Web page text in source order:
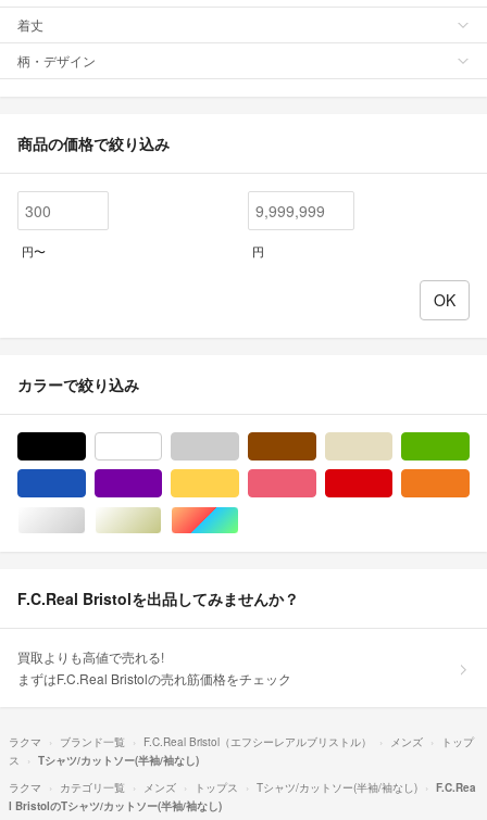
着丈
柄・デザイン
商品の価格で絞り込み
円〜 円
カラーで絞り込み
シルバー/銀色系ゴールド/金色系マルチカラー
F.C.Real Bristolを出品してみませんか？
買取よりも高値で売れる!
まずはF.C.Real Bristolの売れ筋価格をチェック
ラクマ ブランド一覧 F.C.Real Bristol（エフシーレアルブリストル） メンズ
トップ
ス
Tシャツ/カットソー(半袖/袖なし)
ラクマ
カテゴリ一覧 メンズ トップス Tシャツ/カットソー(半袖/袖なし)
F.C.Rea
l BristolのTシャツ/カットソー(半袖/袖なし)